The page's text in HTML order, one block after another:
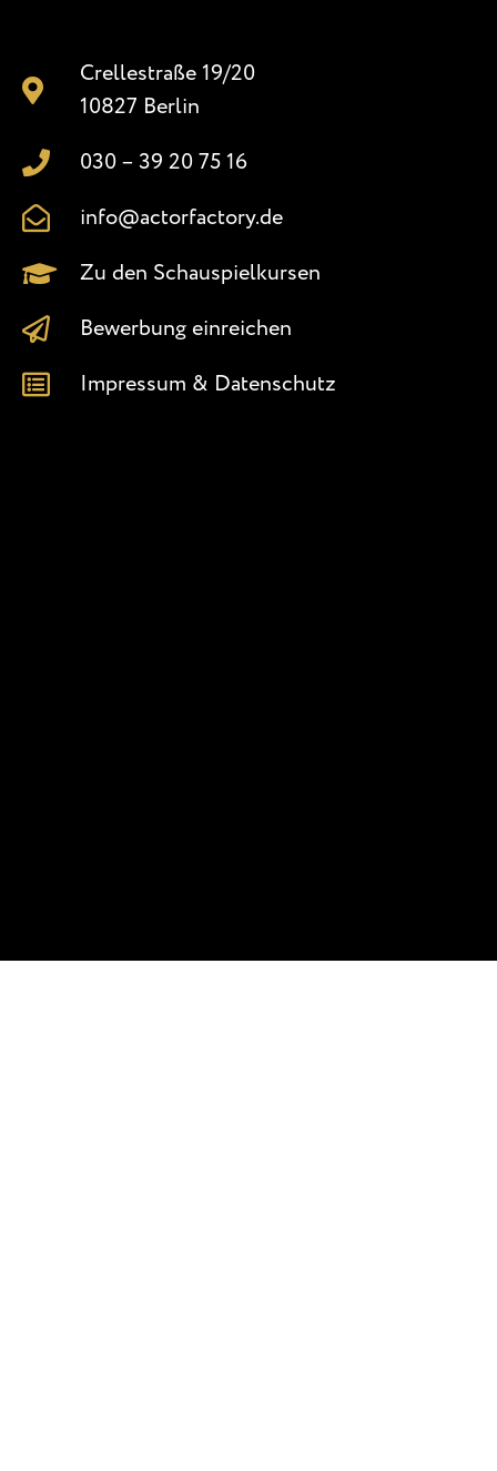
Crellestraße 19/20
10827 Berlin
030 – 39 20 75 16
info@actorfactory.de
Zu den Schauspielkursen
Bewerbung einreichen
Impressum & Datenschutz